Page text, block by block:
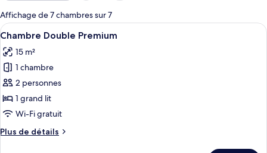
pour
les
chambres
Affichage de 7 chambres sur 7
Afficher
toutes
les
photos
pour
ce
type
chambre :
Un t-shirt blanc est suspendu à un
3
Chambre Double Premium
15 m²
1 chambre
2 personnes
1 grand lit
Wi-Fi gratuit
Plus de détails
Plus